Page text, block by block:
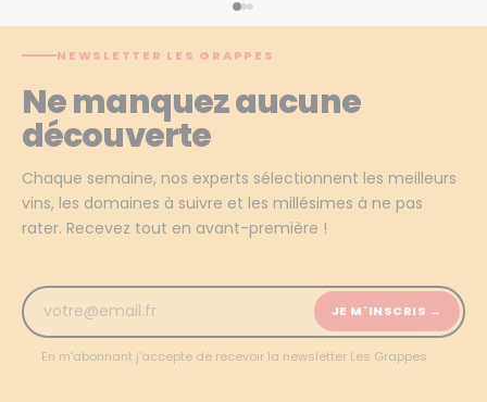
NEWSLETTER LES GRAPPES
Ne manquez aucune
découverte
Chaque semaine, nos experts sélectionnent les meilleurs
vins, les domaines à suivre et les millésimes à ne pas
rater. Recevez tout en avant-première !
JE M'INSCRIS →
En m'abonnant j'accepte de recevoir la newsletter Les Grappes.